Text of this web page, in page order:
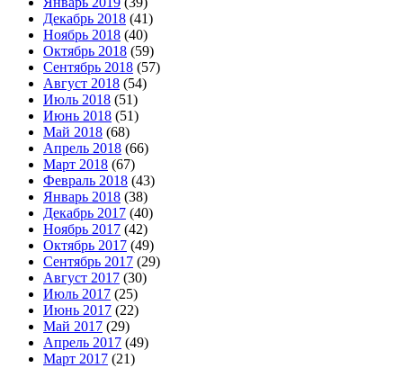
Декабрь 2018 (41)
Ноябрь 2018 (40)
Октябрь 2018 (59)
Сентябрь 2018 (57)
Август 2018 (54)
Июль 2018 (51)
Июнь 2018 (51)
Май 2018 (68)
Апрель 2018 (66)
Март 2018 (67)
Февраль 2018 (43)
Январь 2018 (38)
Декабрь 2017 (40)
Ноябрь 2017 (42)
Октябрь 2017 (49)
Сентябрь 2017 (29)
Август 2017 (30)
Июль 2017 (25)
Июнь 2017 (22)
Май 2017 (29)
Апрель 2017 (49)
Март 2017 (21)